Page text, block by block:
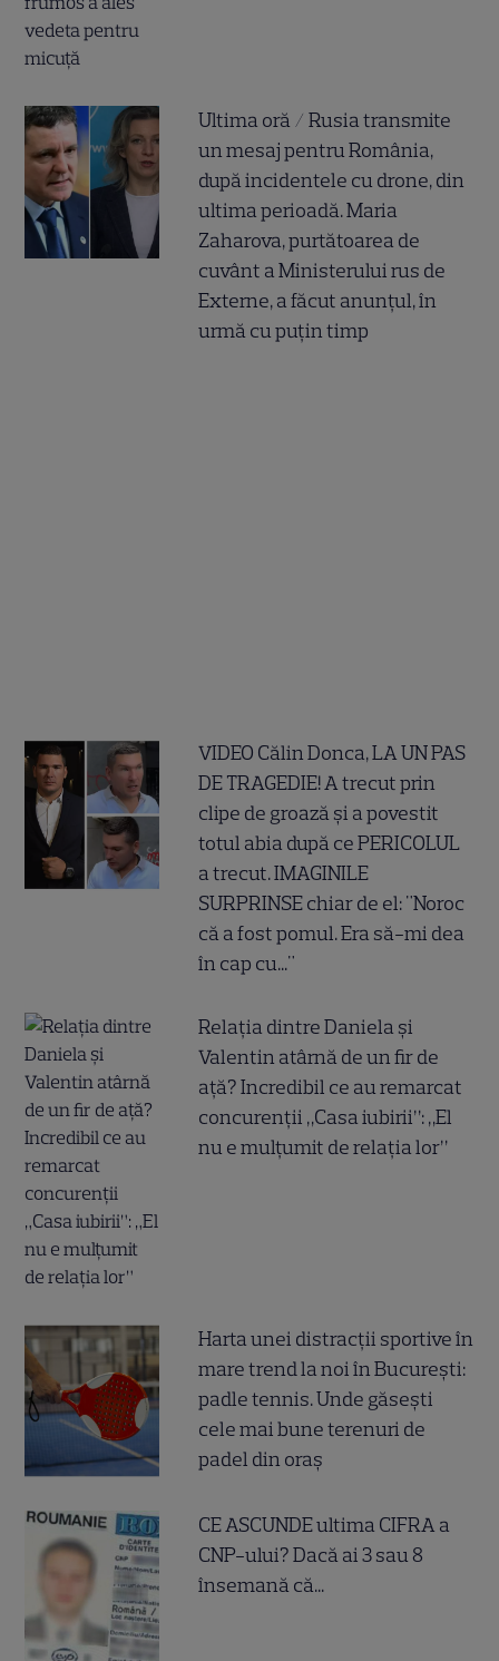
Ultima oră / Rusia transmite
un mesaj pentru România,
după incidentele cu drone, din
ultima perioadă. Maria
Zaharova, purtătoarea de
cuvânt a Ministerului rus de
Externe, a făcut anunțul, în
urmă cu puțin timp
VIDEO Călin Donca, LA UN PAS
DE TRAGEDIE! A trecut prin
clipe de groază și a povestit
totul abia după ce PERICOLUL
a trecut. IMAGINILE
SURPRINSE chiar de el: "Noroc
că a fost pomul. Era să-mi dea
în cap cu..."
Relația dintre Daniela și
Valentin atârnă de un fir de
ață? Incredibil ce au remarcat
concurenții „Casa iubirii”: „El
nu e mulțumit de relația lor”
Harta unei distracții sportive în
mare trend la noi în București:
padle tennis. Unde găsești
cele mai bune terenuri de
padel din oraș
CE ASCUNDE ultima CIFRA a
CNP-ului? Dacă ai 3 sau 8
însemană că...